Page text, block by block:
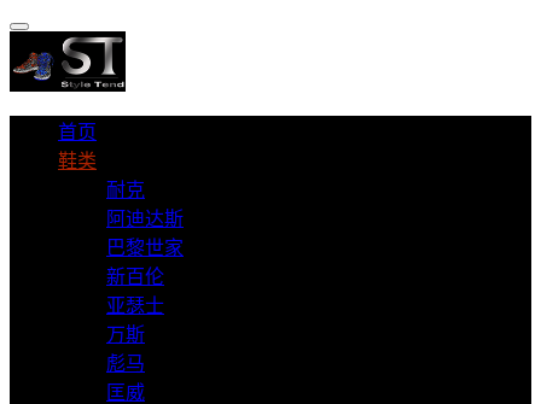
首页
鞋类
耐克
阿迪达斯
巴黎世家
新百伦
亚瑟士
万斯
彪马
匡威